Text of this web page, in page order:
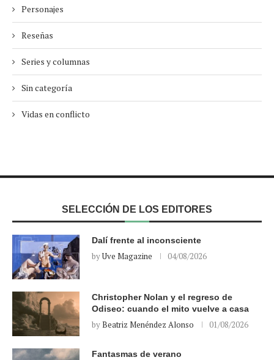
Personajes
Reseñas
Series y columnas
Sin categoría
Vidas en conflicto
SELECCIÓN DE LOS EDITORES
Dalí frente al inconsciente
byUve Magazine 04/08/2026
Christopher Nolan y el regreso de
Odiseo: cuando el mito vuelve a casa
byBeatriz Menéndez Alonso 01/08/2026
Fantasmas de verano